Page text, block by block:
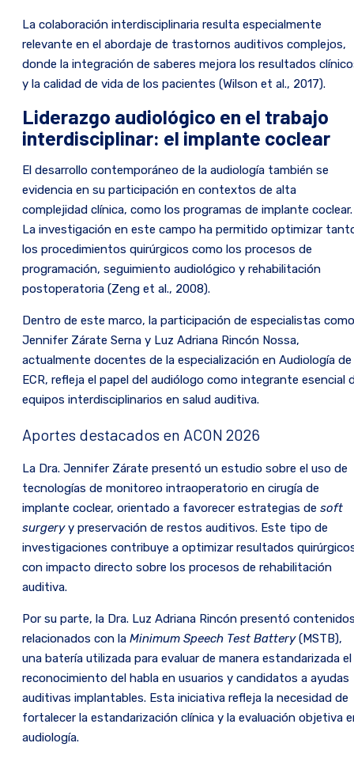
La colaboración interdisciplinaria resulta especialmente
relevante en el abordaje de trastornos auditivos complejos,
donde la integración de saberes mejora los resultados
y la calidad de vida de los pacientes (Wilson et al., 2017).
Liderazgo audiológico en el trabajo
interdisciplinar: el implante coclear
El desarrollo contemporáneo de la audiología también se
evidencia en su participación en contextos de alta
complejidad clínica, como los programas de implante coclear.
La investigación en este campo ha permitido optimizar
los procedimientos quirúrgicos como los procesos de
programación, seguimiento audiológico y rehabilitación
postoperatoria (Zeng et al., 2008).
Dentro de este marco, la participación de especialistas como
Jennifer Zárate Serna y Luz Adriana Rincón Nossa,
actualmente docentes de la especialización en Audiología de
ECR, refleja el papel del audiólogo como integrante esencial
equipos interdisciplinarios en salud auditiva.
Aportes destacados en ACON 2026
La Dra. Jennifer Zárate presentó un estudio sobre el uso de
tecnologías de monitoreo intraoperatorio en cirugía de
implante coclear, orientado a favorecer estrategias de soft
surgeryy preservación de restos auditivos. Este tipo de
investigaciones contribuye a optimizar resultados
con impacto directo sobre los procesos de rehabilitación
auditiva.
Por su parte, la Dra. Luz Adriana Rincón presentó
relacionados con la Minimum Speech Test Battery(MSTB),
una batería utilizada para evaluar de manera estandarizada el
reconocimiento del habla en usuarios y candidatos a ayudas
auditivas implantables. Esta iniciativa refleja la necesidad de
fortalecer la estandarización clínica y la evaluación objetiva
audiología.